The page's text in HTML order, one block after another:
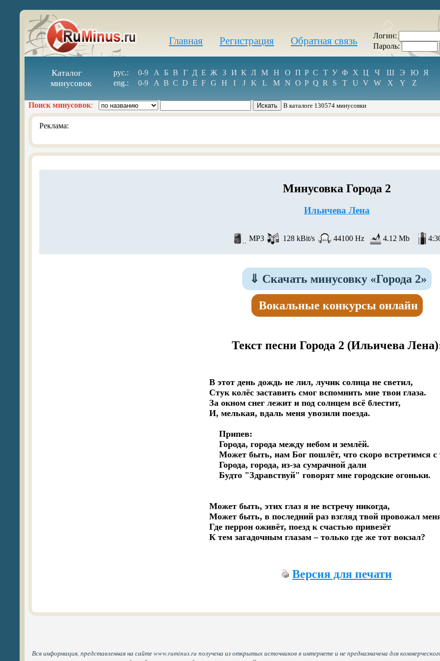
Главная Регистрация Обратная связь
Логин:
Пароль:
Каталог
минусовок
рус.: 0-9 А Б В Г Д Е Ж З И К Л М Н О П Р С Т У Ф Х Ц Ч Ш Э Ю Я
eng.:
0-9 A B C D E F G H I J K L M N O P Q R S T U V W X Y Z
Поиск минусовок: В каталоге 130574 минусовки
Реклама:
Минусовка Города 2
Ильичева Лена
MP3 128 kBit/s 44100 Hz 4.12 Mb
⇓ Скачать минусовку «Города 2»
Вокальные конкурсы онлайн
Текст песни Города 2 (Ильичева
В этот день дождь не лил, лучик солнца не светил,
Стук колёс заставить смог вспомнить мне твои глаза.
За окном снег лежит и под солнцем всё блестит,
И, мелькая, вдаль меня увозили поезда.
    Припев:
    Города, города между небом и землёй.
Может быть, нам Бог пошлёт, что скоро встретимся с
    Города, города, из-за сумрачной дали
    Будто "Здравствуй" говорят мне городские огоньки.
Может быть, этих глаз я не встречу никогда,
Может быть, в последний раз взгляд твой провожал
Где перрон оживёт, поезд к счастью привезёт
Версия для печати
Вся информация, представленная на сайте www.ruminus.ru получена из открытых источников в интернете и не предназначена для